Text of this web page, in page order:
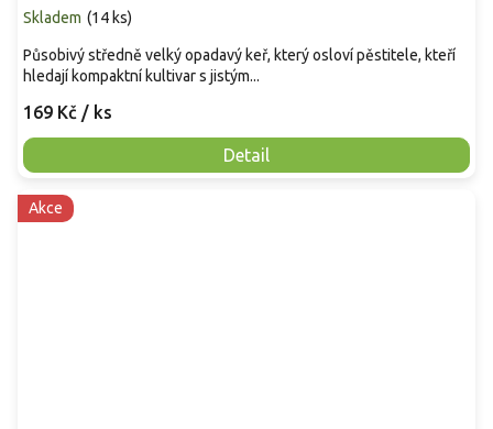
Skladem (14 ks)
169 Kč / ks
Detail
Působivý středně velký opadavý keř, který osloví pěstitele, kteří
hledají kompaktní kultivar s jistým...
Akce